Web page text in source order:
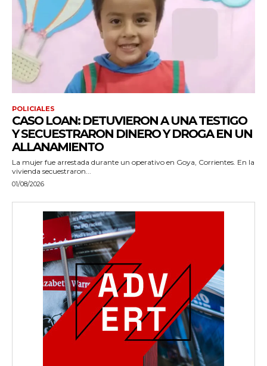
POLICIALES
CASO LOAN: DETUVIERON A UNA TESTIGO
Y SECUESTRARON DINERO Y DROGA EN UN
ALLANAMIENTO
La mujer fue arrestada durante un operativo en Goya, Corrientes. En la
vivienda secuestraron...
01/08/2026